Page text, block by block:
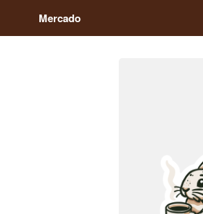
Mercado